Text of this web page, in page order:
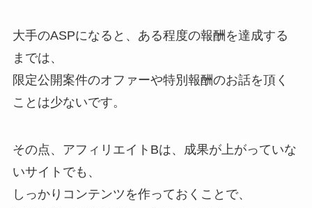
大手のASPになると、ある程度の報酬を達成する
までは、
限定公開案件のオファーや特別報酬のお話を頂く
ことは少ないです。
その点、アフィリエイトBは、成果が上がっていな
いサイトでも、
しっかりコンテンツを作っておくことで、